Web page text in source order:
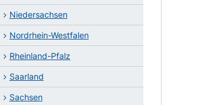
Niedersachsen
Nordrhein-Westfalen
Rheinland-Pfalz
Saarland
Sachsen